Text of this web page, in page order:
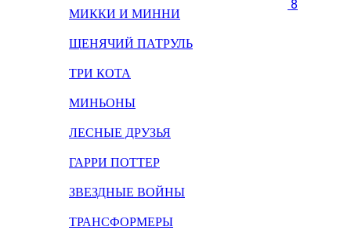
МИККИ И МИННИ
ЩЕНЯЧИЙ ПАТРУЛЬ
ТРИ КОТА
МИНЬОНЫ
ЛЕСНЫЕ ДРУЗЬЯ
ГАРРИ ПОТТЕР
ЗВЕЗДНЫЕ ВОЙНЫ
ТРАНСФОРМЕРЫ
8